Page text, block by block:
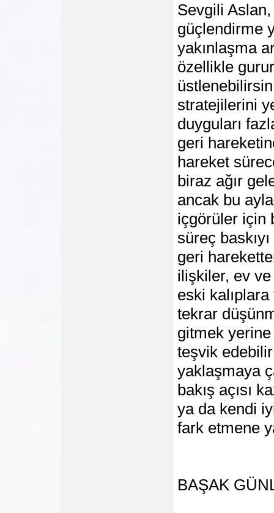
Sevgili Aslan,
güçlendirme
yakınlaşma
özellikle
stratejilerini
duyguları
geri
hareket
biraz ağır
ancak bu
içgörüler için
süreç
geri
ilişkiler, ev
eski
tekrar
gitmek yerine
teşvik
yaklaşmaya
bakış açısı
ya da kendi
fark etmene
BAŞAK